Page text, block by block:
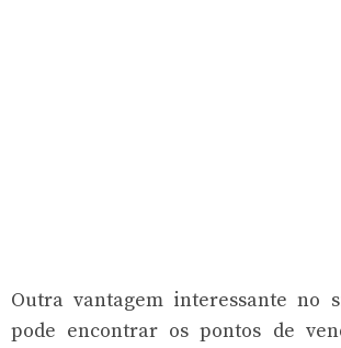
Outra vantagem interessante no
pode encontrar os pontos de